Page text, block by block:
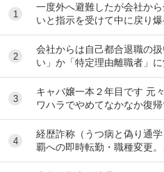
1
一度外へ避難したが会社か
いと指示を受けて中に戻り
指示、命令は強制力あるん
2
会社からは自己都合退職の
い」か「特定理由離職者」
体的な法律による根拠にの
3
キャバ嬢一本２年目です 元
ワハラでやめてなかなか復
昼間の仕事復帰したいので
4
経歴詐称（うつ病と偽り通
覇への即時転勤・職種変更
か？ 中途採用で大手企業に